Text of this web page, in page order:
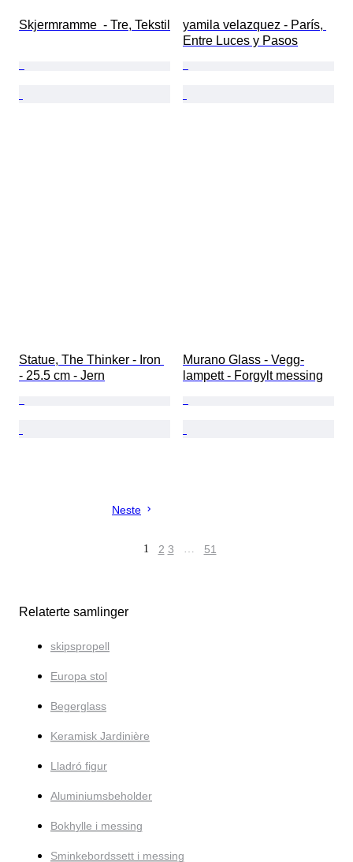
Skjermramme  - Tre, Tekstil
yamila velazquez - París,
Entre Luces y Pasos
Statue, The Thinker - Iron
- 25.5 cm - Jern
Murano Glass - Vegg-
lampett - Forgylt messing
Neste
1 2 3 … 51
Relaterte samlinger
skipspropell
Europa stol
Begerglass
Keramisk Jardinière
Lladró figur
Aluminiumsbeholder
Bokhylle i messing
Sminkebordssett i messing